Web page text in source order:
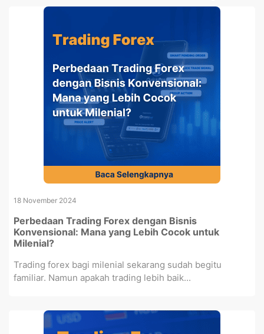
18 November 2024
Perbedaan Trading Forex dengan Bisnis
Konvensional: Mana yang Lebih Cocok untuk
Milenial?
Trading forex bagi milenial sekarang sudah begitu
familiar. Namun apakah trading lebih baik...